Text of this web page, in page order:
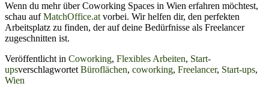
Wenn du mehr über Coworking Spaces in Wien erfahren möchtest,
schau aufMatchOffice.at vorbei. Wir helfen dir, den perfekten
Arbeitsplatz zu finden, der auf deine Bedürfnisse als Freelancer
zugeschnitten ist.
Veröffentlicht in Coworking, Flexibles Arbeiten, Start-
upsverschlagwortet Büroflächen, coworking, Freelancer, Start-ups,
Wien